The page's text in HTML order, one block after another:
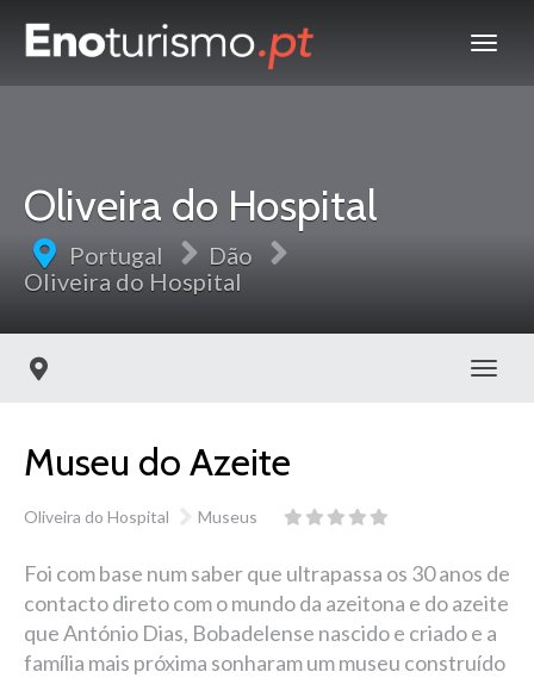
Oliveira do Hospital
Portugal
Dão
Oliveira do Hospital
Museu do Azeite
Oliveira do Hospital Museus
Foi com base num saber que ultrapassa os 30 anos de
contacto direto com o mundo da azeitona e do azeite
que António Dias, Bobadelense nascido e criado e a
família mais próxima sonharam um museu construído